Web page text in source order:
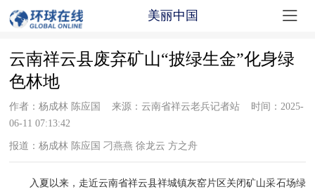
美丽中国 
云南祥云县废弃矿山“披绿生金”化身绿
色林地
作者：杨成林 陈应国 来源：云南省祥云老兵记者站 时间：2025-
06-11 07:13:42
报道：杨成林 陈应国 刁燕燕 徐龙云 方之舟
入 夏 以来，走近云南省祥云县祥城镇灰窑片区关闭矿山采石场绿